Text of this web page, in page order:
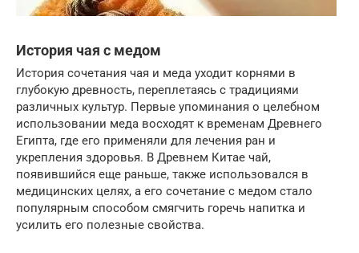
История чая с медом
История сочетания чая и меда уходит корнями в
глубокую древность, переплетаясь с традициями
различных культур. Первые упоминания о целебном
использовании меда восходят к временам Древнего
Египта, где его применяли для лечения ран и
укрепления здоровья. В Древнем Китае чай,
появившийся еще раньше, также использовался в
медицинских целях, а его сочетание с медом стало
популярным способом смягчить горечь напитка и
усилить его полезные свойства.